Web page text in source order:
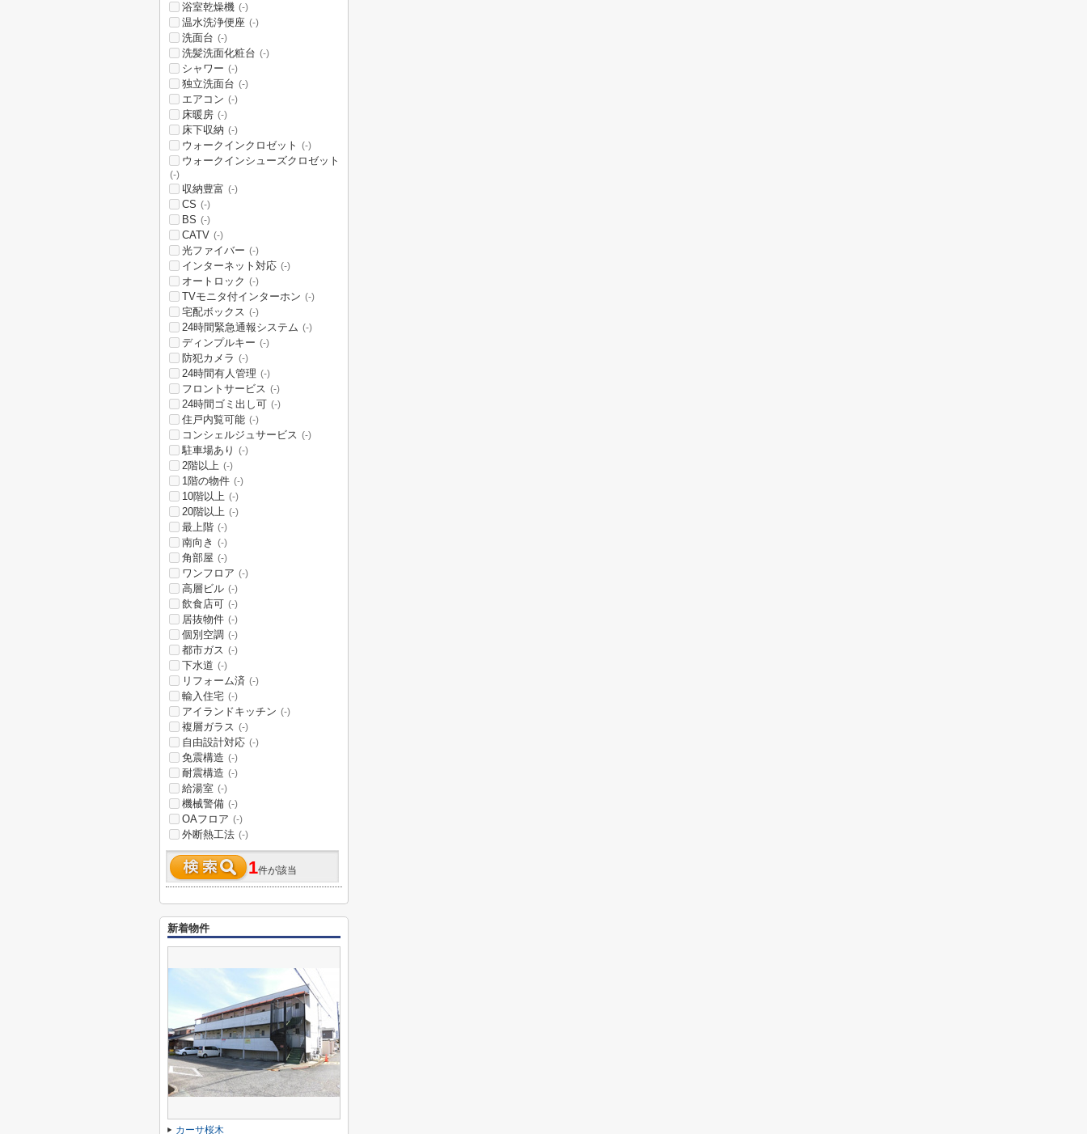
浴室乾燥機 (-)
温水洗浄便座 (-)
洗面台 (-)
洗髪洗面化粧台 (-)
シャワー (-)
独立洗面台 (-)
エアコン (-)
床暖房 (-)
床下収納 (-)
ウォークインクロゼット (-)
ウォークインシューズクロゼット
(-)
収納豊富 (-)
CS (-)
BS (-)
CATV (-)
光ファイバー (-)
インターネット対応 (-)
オートロック (-)
TVモニタ付インターホン (-)
宅配ボックス (-)
24時間緊急通報システム (-)
ディンプルキー (-)
防犯カメラ (-)
24時間有人管理 (-)
フロントサービス (-)
24時間ゴミ出し可 (-)
住戸内覧可能 (-)
コンシェルジュサービス (-)
駐車場あり (-)
2階以上 (-)
1階の物件 (-)
10階以上 (-)
20階以上 (-)
最上階 (-)
南向き (-)
角部屋 (-)
ワンフロア (-)
高層ビル (-)
飲食店可 (-)
居抜物件 (-)
個別空調 (-)
都市ガス (-)
下水道 (-)
リフォーム済 (-)
輸入住宅 (-)
アイランドキッチン (-)
複層ガラス (-)
自由設計対応 (-)
免震構造 (-)
耐震構造 (-)
給湯室 (-)
機械警備 (-)
OAフロア (-)
外断熱工法 (-)
1件が該当
新着物件
カーサ桜木